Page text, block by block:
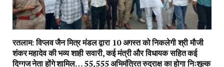
रतलाम: विप्लव जैन मित्र मंडल द्वारा 10 अगस्त को निकलेगी श्री मौजी
शंकर महादेव की भव्य शाही सवारी, कई मंत्री और विधायक सहित कई
दिग्गज नेता होंगे शामिल… 55,555 अभिमंत्रित रुद्राक्ष का होगा निःशुल्क